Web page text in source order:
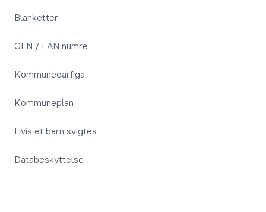
Blanketter
GLN / EAN numre
Kommuneqarfiga
Kommuneplan
Hvis et barn svigtes
Databeskyttelse